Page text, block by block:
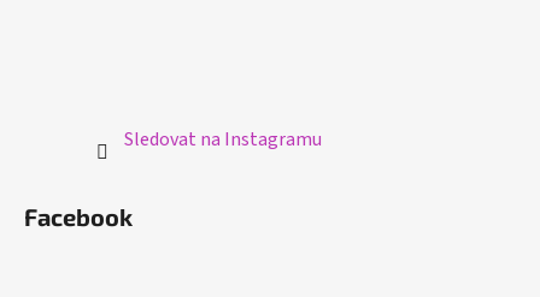
Sledovat na Instagramu
Facebook